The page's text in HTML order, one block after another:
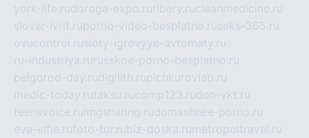
york-life.rudoroga-expo.ru ribery.rucleanmedicine.ru
slovar-ivrit.ruporno-video-besplatno.ruseks-365.ru
ovucontrol.rusloty-igrovyye-avtomaty.ru
ru-industriya.ru russkoe-porno-besplatno.ru
belgorod-day.rudigilith.rupichkurovlab.ru
medic-today.rutaksu.rucomp123.rudon-ykt.ru
teensvoice.ru imgsharing.rudomashnee-porno.ru
eva-elfie.rufoto-tur.rubiz-doska.ru metropoltravel.ru